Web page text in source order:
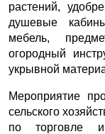
растений,
душевые
мебель,
огородный
укрывной
Мероприятие
сельского
по торговле и